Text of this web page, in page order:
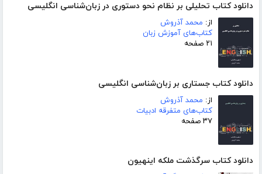
دانلود کتاب تحلیلی بر نظام نحو دستوری در زبان‌شناسی انگلیسی
از: محمد آذروش
کتاب‌های آموزش زبان
۲۱ صفحه
دانلود کتاب جستاری بر زبان‌شناسی انگلیسی
از: محمد آذروش
کتاب‌های متفرقه ادبیات
۳۷ صفحه
دانلود کتاب سرگذشت ملکه اینهیون